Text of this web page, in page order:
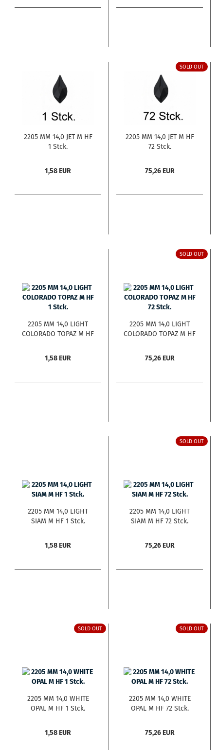
2205 MM 14,0 JET M HF
1 Stck.
1,58 EUR
SOLD OUT
2205 MM 14,0 JET M HF
72 Stck.
75,26 EUR
2205 MM 14,0 LIGHT
COLORADO TOPAZ M HF
1,58 EUR
SOLD OUT
2205 MM 14,0 LIGHT
COLORADO TOPAZ M HF
75,26 EUR
2205 MM 14,0 LIGHT
SIAM M HF 1 Stck.
1,58 EUR
SOLD OUT
2205 MM 14,0 LIGHT
SIAM M HF 72 Stck.
75,26 EUR
SOLD OUT
2205 MM 14,0 WHITE
OPAL M HF 1 Stck.
1,58 EUR
SOLD OUT
2205 MM 14,0 WHITE
OPAL M HF 72 Stck.
75,26 EUR